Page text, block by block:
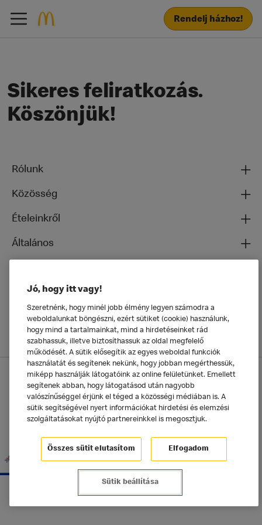
Rendelj házhoz!
Sikeres feliratkozás.
Köszönjük!
Rólunk
Közösség
Ételeinkről
Általános
Adatkezelési tájékoztató
McDonald's Alkalmazás Sütik beállítása
©2025 McDonald's Magyarország
Jó, hogy itt vagy!
Szeretnénk, hogy minél jobb élmény legyen számodra a
weboldalunkat böngészni, ezért sütiket (cookie) használunk,
hogy mind a tartalmainkat, mind a hirdetéseinket rád
szabhassuk, illetve biztosíthassuk az oldal megfelelő
működését. A sütik elősegítik az egyes weboldal funkciók
használatát és segítenek nekünk, hogy jobban megérthessük,
miképp használják látogatóink az online felületünket. Emellett
segítenek abban, hogy látogatásod után nagyobb
valószínűséggel érjünk el téged a közösségi médiában is. A
sütik segítségével nyert információkat hirdetési és elemzési
szolgáltatásokat nyújtó partnereinkkel is megosztjuk.
Összes sütit elutasítom Elfogadom
Sütik beállítása